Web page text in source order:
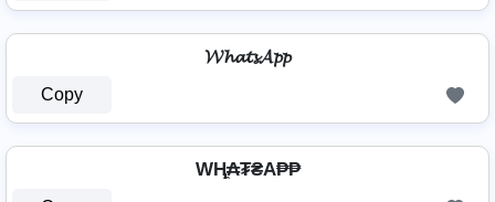
𝓦𝓱𝓪𝓽𝓼𝓐𝓹𝓹
Copy
WⱧ̼₳₮₴A₱₱